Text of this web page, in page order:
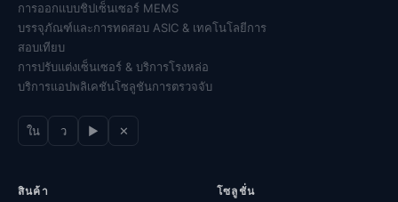
การออกแบบชิปเซ็นเซอร์ MEMS
บรรจุภัณฑ์และการทดสอบ ASIC & เทคโนโลยีการ
สอบเทียบ
การปรับแต่งเซ็นเซอร์ & บริการโรงหล่อ
บริการแอปพลิเคชันโซลูชันการตรวจจับ
ใน ว ▶ ✕
สินค้า โซลูชั่น